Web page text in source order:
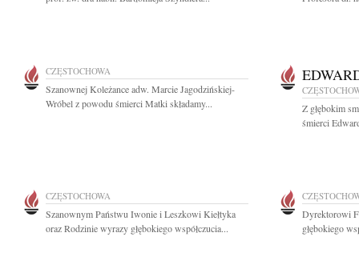
CZĘSTOCHOWA
Szanownej Koleżance adw. Marcie Jagodzińskiej-
Wróbel z powodu śmierci Matki składamy...
Z głębokim
śmierci
CZĘSTOCHOWA
Szanownym Państwu Iwonie i Leszkowi Kiełtyka
oraz Rodzinie wyrazy głębokiego współczucia...
Dyrektorowi
głębokiego